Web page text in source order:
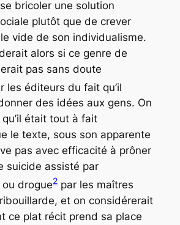
bricoler une solution
plutôt que de crever
vide de son individualisme.
alors si ce genre de
pas sans doute
les éditeurs du fait qu’il
des idées aux gens. On
était tout à fait
le texte, sous son apparente
pas avec efficacité à prôner
suicide assisté par
drogue2par les maîtres
et on considérerait
ce plat récit prend sa place